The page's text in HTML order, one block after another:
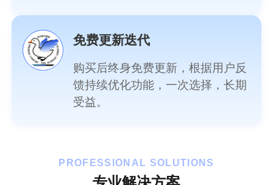
免费更新迭代
购买后终身免费更新，根据用户反
馈持续优化功能，一次选择，长期
受益。
PROFESSIONAL SOLUTIONS